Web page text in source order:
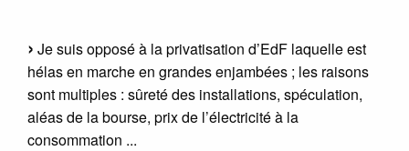
Je suis opposé à la privatisation d’EdF laquelle est
hélas en marche en grandes enjambées ; les raisons
sont multiples : sûreté des installations, spéculation,
aléas de la bourse, prix de l’électricité à la
consommation ...